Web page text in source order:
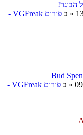
» ב
פורום VGFreak -
Bud
» ב
פורום VGFreak -